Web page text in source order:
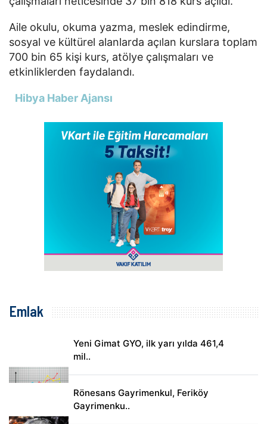
Aile okulu, okuma yazma, meslek edindirme,
sosyal ve kültürel alanlarda açılan kurslara toplam
700 bin 65 kişi kurs, atölye çalışmaları ve
etkinliklerden faydalandı.
Hibya Haber Ajansı
Emlak
Yeni Gimat GYO, ilk yarı yılda 461,4
mil..
Rönesans Gayrimenkul, Feriköy
Gayrimenku..